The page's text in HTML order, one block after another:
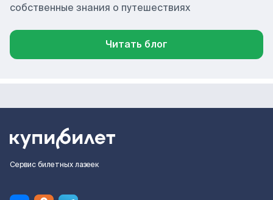
собственные знания о путешествиях
Читать блог
Сервис билетных лазеек